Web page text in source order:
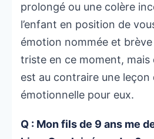
prolongé ou une colère
l’enfant en position de
émotion nommée et
triste en ce moment,
est au contraire une leçon
émotionnelle pour eux.
Q : Mon fils de 9 ans me